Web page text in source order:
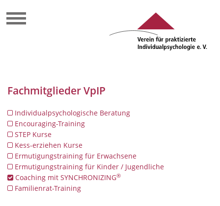
Fachmitglieder VpIP
Individualpsychologische Beratung
Encouraging-Training
STEP Kurse
Kess-erziehen Kurse
Ermutigungstraining für Erwachsene
Ermutigungstraining für Kinder / Jugendliche
Coaching mit SYNCHRONIZING®
Familienrat-Training